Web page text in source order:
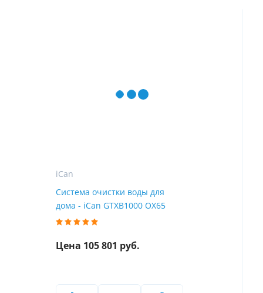
iCan
Система очистки воды для
дома - iCan GTXB1000 OX65
Цена 105 801 руб.